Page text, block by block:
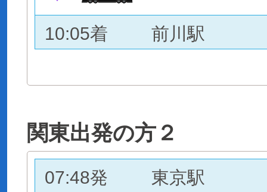
10:05着 前川駅
関東出発の方２
07:48発 東京駅